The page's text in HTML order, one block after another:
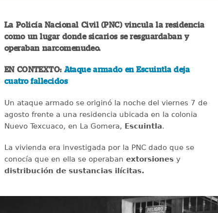
La Policía Nacional Civil (PNC) vincula la residencia
como un lugar donde sicarios se resguardaban y
operaban narcomenudeo.
EN CONTEXTO: Ataque armado en Escuintla deja
cuatro fallecidos
Un ataque armado se originó la noche del viernes 7 de
agosto frente a una residencia ubicada en la colonia
Nuevo Texcuaco, en La Gomera, Escuintla.
La vivienda era investigada por la PNC dado que se
conocía que en ella se operaban extorsionesy
distribución de sustancias ilícitas.